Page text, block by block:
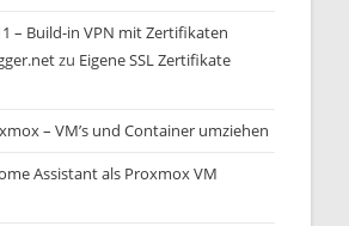
– Build-in VPN mit Zertifikaten
zu Eigene SSL Zertifikate
– VM’s und Container umziehen
Assistant als Proxmox VM